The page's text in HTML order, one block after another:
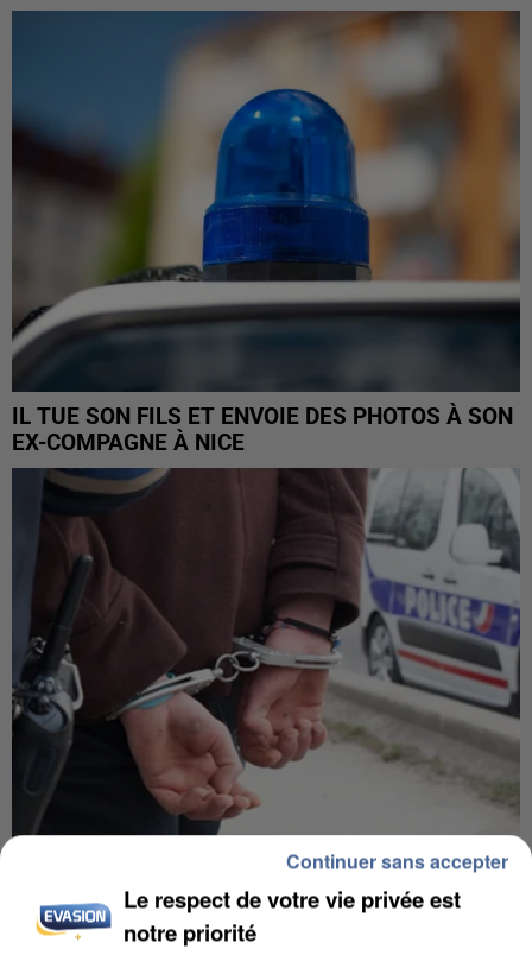
IL TUE SON FILS ET ENVOIE DES PHOTOS À SON
EX-COMPAGNE À NICE
L’UN DES FONDATEURS SUPPOSÉS DE LA DZ
MAFIA INTERPELLÉ EN ALGÉRIE
Le respect de votre vie privée est
notre priorité
Continuer sans accepter